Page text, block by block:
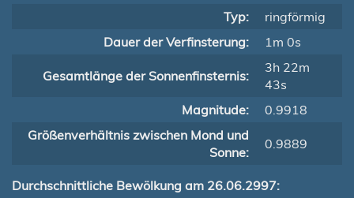
Typ:
ringförmig
Dauer der Verfinsterung:
1m 0s
Gesamtlänge der Sonnenfinsternis:
3h 22m
43s
Magnitude:
0.9918
Größenverhältnis zwischen Mond und
Sonne:
0.9889
Durchschnittliche Bewölkung am 26.06.2997: